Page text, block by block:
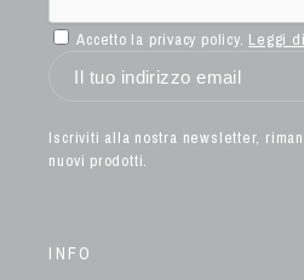
Accetto la privacy policy. Leggi
Iscriviti alla nostra newsletter,
nuovi prodotti.
INFO